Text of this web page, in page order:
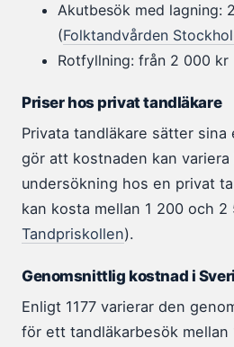
Akutbesök med lagning:
(Folktandvården
Rotfyllning: från 2 000 kr
Priser hos privat tandläkare
Privata tandläkare sätter
gör att kostnaden kan
undersökning hos en privat
kan kosta mellan 1 200 och 2
Tandpriskollen).
Genomsnittlig kostnad i
Enligt 1177 varierar den
för ett tandläkarbesök mellan